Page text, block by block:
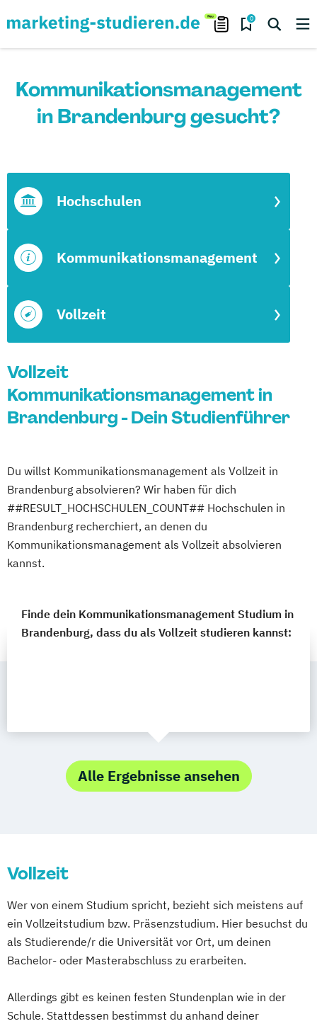
0
Kommunikationsmanagement
in Brandenburg gesucht?
Vollzeit
Kommunikationsmanagement
Hochschulen
Vollzeit
Kommunikationsmanagement in
Brandenburg - Dein Studienführer
Du willst Kommunikationsmanagement als Vollzeit in
Brandenburg absolvieren? Wir haben für dich
##RESULT_HOCHSCHULEN_COUNT## Hochschulen in
Brandenburg recherchiert, an denen du
Kommunikationsmanagement als Vollzeit absolvieren
kannst.
Finde dein Kommunikationsmanagement Studium in
Brandenburg, dass du als Vollzeit studieren kannst:
Alle Ergebnisse ansehen
Vollzeit
Wer von einem Studium spricht, bezieht sich meistens auf
ein Vollzeitstudium bzw. Präsenzstudium. Hier besuchst du
als Studierende/r die Universität vor Ort, um deinen
Bachelor- oder Masterabschluss zu erarbeiten.
Allerdings gibt es keinen festen Stundenplan wie in der
Schule. Stattdessen bestimmst du anhand deiner